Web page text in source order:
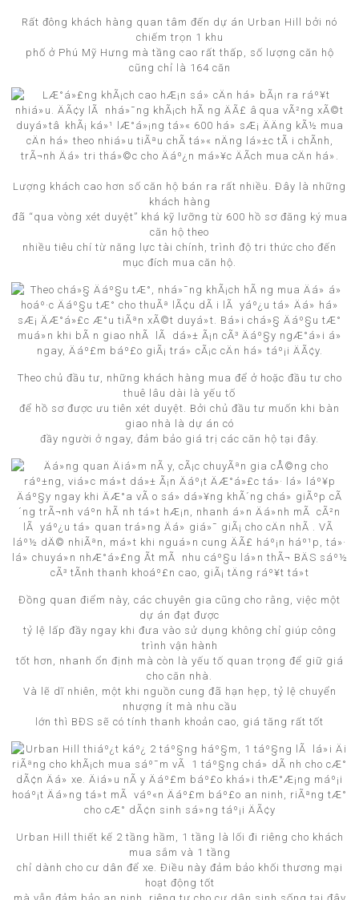
Rất đông khách hàng quan tâm đến dự án Urban Hill bởi nó
chiếm trọn 1 khu
phố ở Phú Mỹ Hưng mà tầng cao rất thấp, số lượng căn hộ
cũng chỉ là 164 căn
Lượng khách cao hơn số căn hộ bán ra rất nhiều. Đây là những
khách hàng
đã “qua vòng xét duyệt” khá kỹ lưỡng từ 600 hồ sơ đăng ký mua
căn hộ theo
nhiều tiêu chí từ năng lực tài chính, trình độ tri thức cho đến
mục đích mua căn hộ.
Theo chủ đầu tư, những khách hàng mua để ở hoặc đầu tư cho
thuê lâu dài là yếu tố
để hồ sơ được ưu tiên xét duyệt. Bởi chủ đầu tư muốn khi bàn
giao nhà là dự án có
đầy người ở ngay, đảm bảo giá trị các căn hộ tại đây.
Đồng quan điểm này, các chuyên gia cũng cho rằng, việc một
dự án đạt được
tỷ lệ lấp đầy ngay khi đưa vào sử dụng không chỉ giúp công
trình vận hành
tốt hơn, nhanh ổn định mà còn là yếu tố quan trọng để giữ giá
cho căn nhà.
Và lẽ dĩ nhiên, một khi nguồn cung đã hạn hẹp, tỷ lệ chuyển
nhượng ít mà nhu cầu
lớn thì BĐS sẽ có tính thanh khoản cao, giá tăng rất tốt
Urban Hill thiết kế 2 tầng hầm, 1 tầng là lối đi riêng cho khách
mua sắm và 1 tầng
chỉ dành cho cư dân để xe. Điều này đảm bảo khối thương mại
hoạt động tốt